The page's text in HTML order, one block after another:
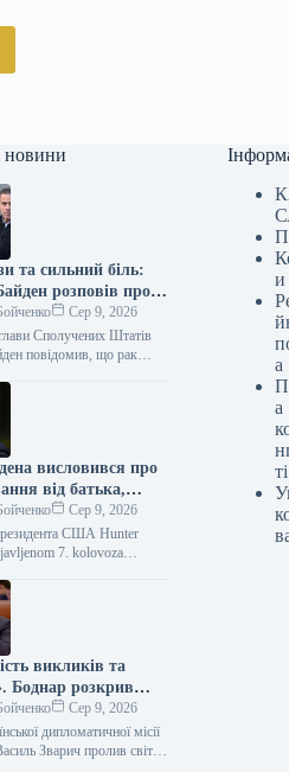
новини
та сильний біль:
розповів про
здоров’я батька-
Сер 9, 2026
Сполучених Штатів
повідомив, що рак
на кістки…
висловився про
від батька,
його шкідливим
та спадщини
Сер 9, 2026
США Hunter
7. kolovoza
dobio od…
викликів та
Боднар розкрив
чому Україна ще не
польські МіГ-29
Сер 9, 2026
дипломатичної місії
Зварич пролив світло
и
а
а
ті